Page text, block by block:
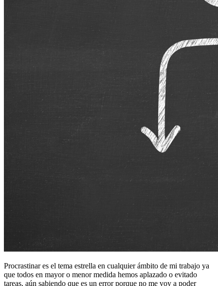
Procrastinar es el tema estrella en cualquier ámbito de mi trabajo ya
que todos en mayor o menor medida hemos aplazado o evitado
tareas, aún sabiendo que es un error porque no me voy a poder